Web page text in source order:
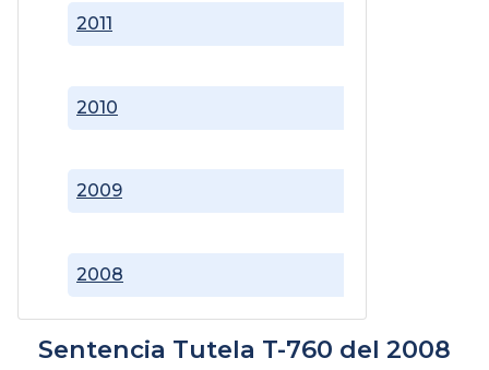
2008
2009
2010
2011
Sentencia Tutela T-760 del 2008